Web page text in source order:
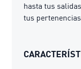
hasta tus
tus